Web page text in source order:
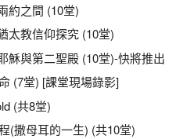
約之間 (10堂)
太教信仰探究 (10堂)
穌與第二聖殿 (10堂)-快將推出
(7堂) [課堂現場錄影]
(共8堂)
(撒母耳的一生) (共10堂)